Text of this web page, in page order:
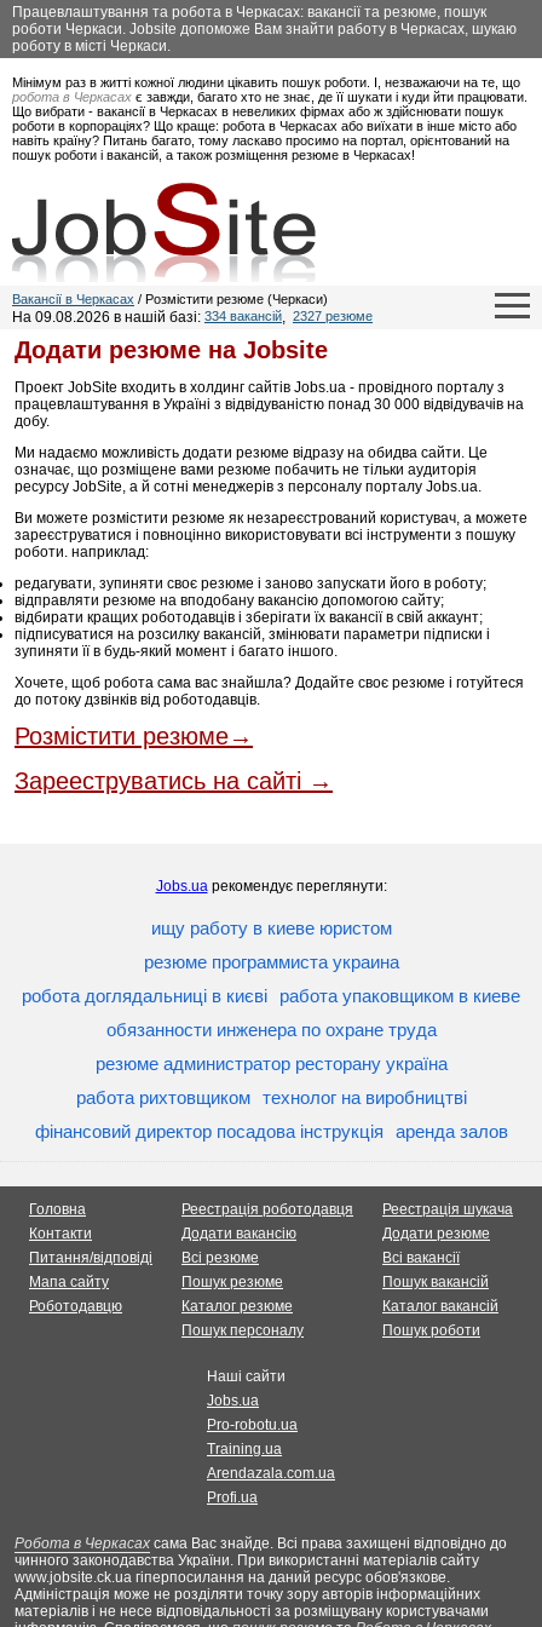
Працевлаштування та робота в Черкасах: вакансії та резюме, пошук
роботи Черкаси. Jobsite допоможе Вам знайти работу в Черкасах, шукаю
роботу в місті Черкаси.
Мінімум раз в житті кожної людини цікавить пошук роботи. І, незважаючи на те, що
робота в Черкасах є завжди, багато хто не знає, де її шукати і куди йти працювати.
Що вибрати - вакансії в Черкасах в невеликих фірмах або ж здійснювати пошук
роботи в корпораціях? Що краще: робота в Черкасах або виїхати в інше місто або
навіть країну? Питань багато, тому ласкаво просимо на портал, орієнтований на
пошук роботи і вакансій, а також розміщення резюме в Черкасах!
Вакансії в Черкасах / Розмістити резюме (Черкаси)
На 09.08.2026 в нашій базі: 334 вакансій, 2327 резюме
Додати резюме на Jobsite
Проект JobSite входить в холдинг сайтів Jobs.ua - провідного порталу з
працевлаштування в Україні з відвідуваністю понад 30 000 відвідувачів на
добу.
Ми надаємо можливість додати резюме відразу на обидва сайти. Це
означає, що розміщене вами резюме побачить не тільки аудиторія
ресурсу JobSite, а й сотні менеджерів з персоналу порталу Jobs.ua.
Ви можете розмістити резюме як незареєстрований користувач, а можете
зареєструватися і повноцінно використовувати всі інструменти з пошуку
роботи. наприклад:
редагувати, зупиняти своє резюме і заново запускати його в роботу;
відправляти резюме на вподобану вакансію допомогою сайту;
відбирати кращих роботодавців і зберігати їх вакансії в свій аккаунт;
підписуватися на розсилку вакансій, змінювати параметри підписки і
зупиняти її в будь-який момент і багато іншого.
Хочете, щоб робота сама вас знайшла? Додайте своє резюме і готуйтеся
до потоку дзвінків від роботодавців.
Розмістити резюме→
Зарееструватись на сайті →
Jobs.uaрекомендує переглянути:
ищу работу в киеве юристом
резюме программиста украина
робота доглядальниці в києві
работа упаковщиком в киеве
обязанности инженера по охране труда
резюме администратор ресторану україна
работа рихтовщиком
технолог на виробництві
фінансовий директор посадова інструкція
аренда залов
Головна
Контакти
Питання/відповіді
Мапа сайту
Роботодавцю
Реестрація роботодавця
Додати вакансію
Всі резюме
Пошук резюме
Каталог резюме
Пошук персоналу
Реестрація шукача
Додати резюме
Всі вакансії
Пошук вакансій
Каталог вакансій
Пошук роботи
Наші сайти
Jobs.ua
Pro-robotu.ua
Training.ua
Arendazala.com.ua
Profi.ua
Робота в Черкасах сама Вас знайде. Всі права захищені відповідно до
чинного законодавства України. При використанні матеріалів сайту
www.jobsite.ck.ua гіперпосилання на даний ресурс обов'язкове.
Адміністрація може не розділяти точку зору авторів інформаційних
матеріалів і не несе відповідальності за розміщувану користувачами